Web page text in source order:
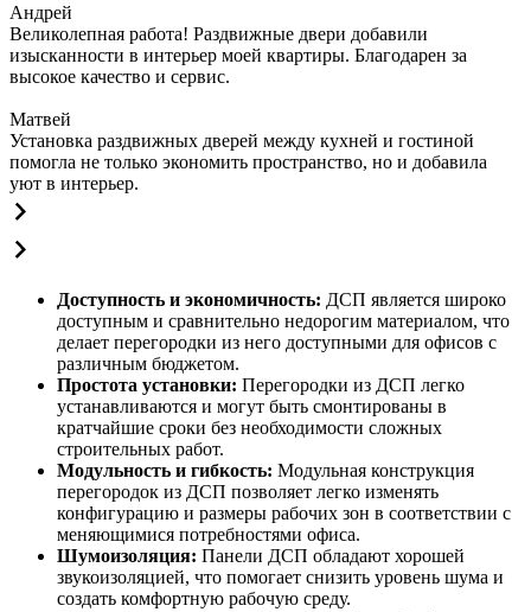
Андрей
Великолепная работа! Раздвижные двери добавили
изысканности в интерьер моей квартиры. Благодарен за
высокое качество и сервис.
Матвей
Установка раздвижных дверей между кухней и гостиной
помогла не только экономить пространство, но и добавила
уют в интерьер.
Доступность и экономичность: ДСП является широко
доступным и сравнительно недорогим материалом, что
делает перегородки из него доступными для офисов с
различным бюджетом.
Простота установки: Перегородки из ДСП легко
устанавливаются и могут быть смонтированы в
кратчайшие сроки без необходимости сложных
строительных работ.
Модульность и гибкость: Модульная конструкция
перегородок из ДСП позволяет легко изменять
конфигурацию и размеры рабочих зон в соответствии с
меняющимися потребностями офиса.
Шумоизоляция: Панели ДСП обладают хорошей
звукоизоляцией, что помогает снизить уровень шума и
создать комфортную рабочую среду.